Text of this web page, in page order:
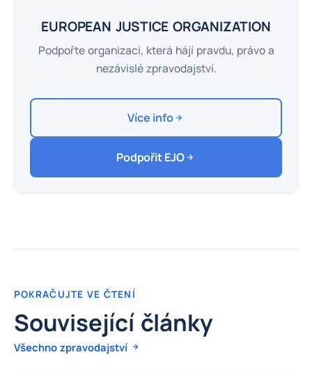
EUROPEAN JUSTICE ORGANIZATION
Podpořte organizaci, která hájí pravdu, právo a
nezávislé zpravodajství.
Více info
Podpořit EJO
POKRAČUJTE VE ČTENÍ
Související články
Všechno zpravodajství